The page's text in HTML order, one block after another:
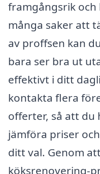
framgångsrik och
många saker att
av proffsen kan
bara ser bra ut
effektivt i ditt
kontakta flera
offerter, så att
jämföra priser
ditt val. Genom
köksrenovering-